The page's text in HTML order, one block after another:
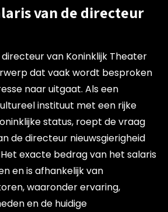
van de directeur
van Koninklijk Theater
dat vaak wordt besproken
naar uitgaat. Als een
instituut met een rijke
status, roept de vraag
de directeur nieuwsgierigheid
exacte bedrag van het salaris
en is afhankelijk van
waaronder ervaring,
en de huidige